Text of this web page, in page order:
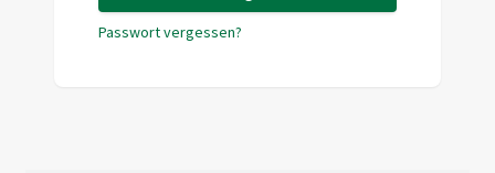
Passwort vergessen?